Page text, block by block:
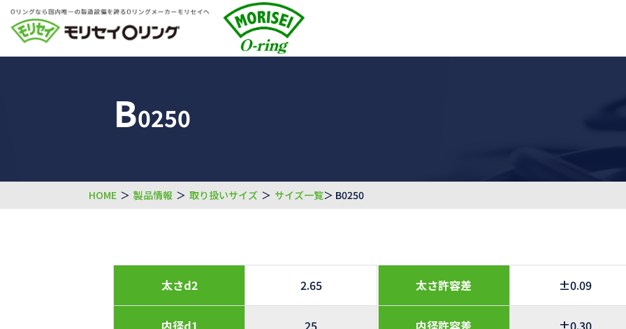
B0250
HOME ＞ 製品情報 ＞ 取り扱いサイズ ＞ サイズ一覧＞ B0250
太さd2 2.65
内径d1 25
太さ許容差 ±0.09
内径許容差 ±0.30